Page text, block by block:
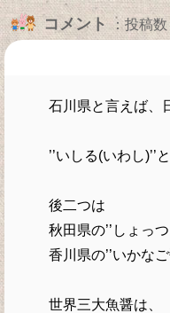
コメント ：投稿数
石川県と言えば、
’’いしる(いわし)’’
後二つは
秋田県の’’しょっつ
香川県の’’いかなご
世界三大魚醤は、